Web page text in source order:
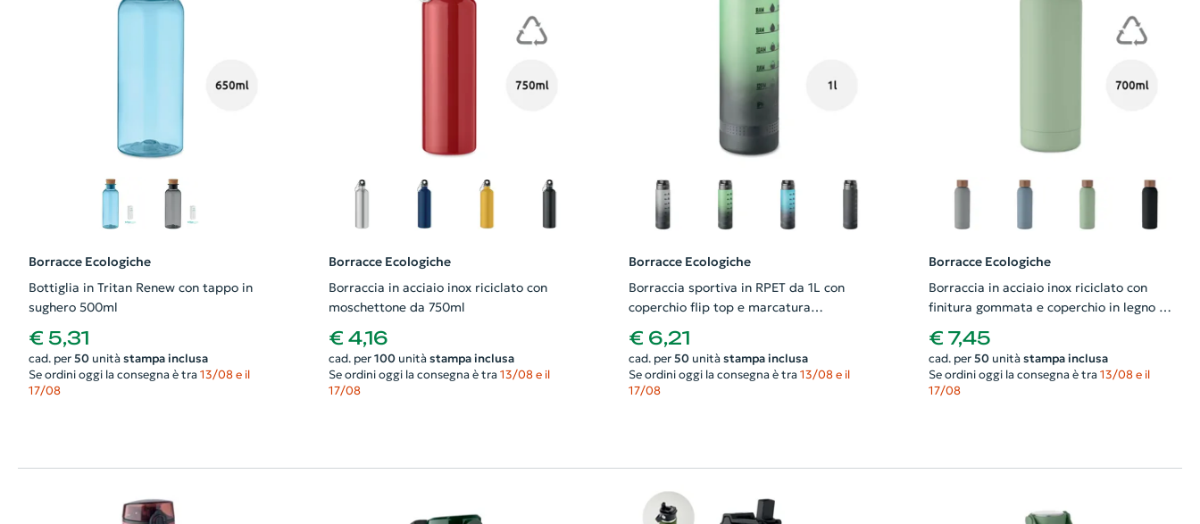
Borracce Ecologiche
Bottiglia in Tritan Renew con tappo in
sughero 500ml
€ 5,31
cad. per 50unità stampa inclusa
Se ordini oggi la consegna è tra 13/08 e il
17/08
Borracce Ecologiche
Borraccia in acciaio inox riciclato con
moschettone da 750ml
€ 4,16
cad. per 100unità stampa inclusa
Se ordini oggi la consegna è tra 13/08 e il
17/08
Borracce Ecologiche
Borraccia sportiva in RPET da 1L con
coperchio flip top e marcatura
temporale motivazionale
€ 6,21
cad. per 50unità stampa inclusa
Se ordini oggi la consegna è tra 13/08 e il
17/08
Borracce Ecologiche
Borraccia in acciaio inox riciclato con
finitura gommata e coperchio in legno di
acacia 700ml
€ 7,45
cad. per 50unità stampa inclusa
Se ordini oggi la consegna è tra 13/08 e il
17/08